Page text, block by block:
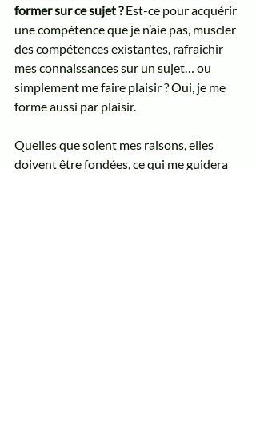
former sur ce sujet ? Est-ce pour acquérir
une compétence que je n’aie pas, muscler
des compétences existantes, rafraîchir
mes connaissances sur un sujet… ou
simplement me faire plaisir ? Oui, je me
forme aussi par plaisir.
Quelles que soient mes raisons, elles
doivent être fondées, ce qui me guidera